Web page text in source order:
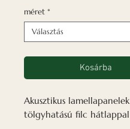
méret *
Kosárba
Akusztikus lamellapanelek
tölgyhatású filc hátlappal